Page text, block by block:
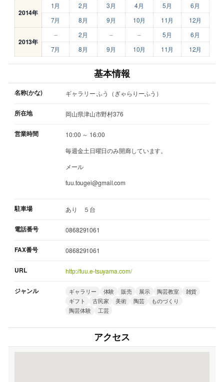
2014年
1月 2月 3月 4月 5月
6月
7月
8月 9月 10月 11月 12月
2013年
– 2月 – – 5月
6月
7月
8月 9月 10月 11月 12月
基本情報
名称(かな) ギャラリー ふう（ぎゃらりーふう）
所在地 岡山県津山市野村376
営業時間
10:00 ～ 16:00
毎週金土日曜日のみ開廊しています。
メール
fuu.tougei@gmail.com
駐車場 あり ５台
電話番号 0868291061
FAX番号 0868291061
URL http://fuu.e-tsuyama.com/
ジャンル ギャラリー 体験 販売 展示 陶芸教室
雑貨
ギフト
古民家 美術 陶芸
ものづくり
陶芸体験
工芸
アクセス